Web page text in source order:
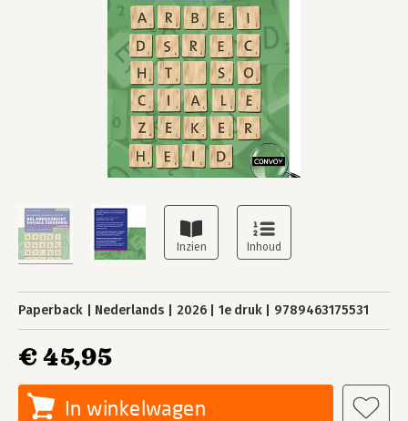
Paperback Nederlands 2026 1e druk 9789463175531
€ 45,95
In winkelwagen